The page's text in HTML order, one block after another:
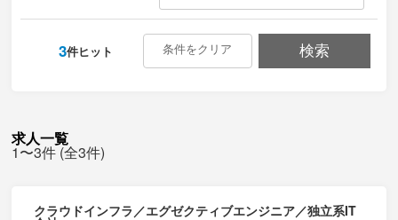
3件ヒット 条件をクリア 検索
求人一覧
1〜3件 (全3件)
クラウドインフラ／エグゼクティブエンジニア／独立系IT